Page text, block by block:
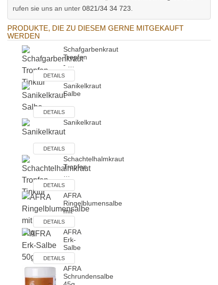
rufen sie uns an unter 0821/34 34 723.
PRODUKTE, DIE ZU DIESEM GERNE MITGEKAUFT
WERDEN
Schafgarbenkraut
Tropfen
- …
DETAILS
Sanikelkraut
Salbe
DETAILS
Sanikelkraut
DETAILS
Schachtelhalmkraut
Tropfen
…
DETAILS
AFRA
Ringelblumensalbe
mit
…
DETAILS
AFRA
Erk-
Salbe
50g
DETAILS
AFRA
Schrundensalbe